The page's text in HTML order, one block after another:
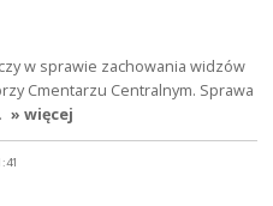
w sprawie zachowania widzów
Cmentarzu Centralnym. Sprawa
» więcej